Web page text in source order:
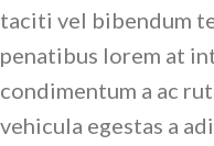
taciti vel bibendum
penatibus lorem at
condimentum a ac
vehicula egestas a